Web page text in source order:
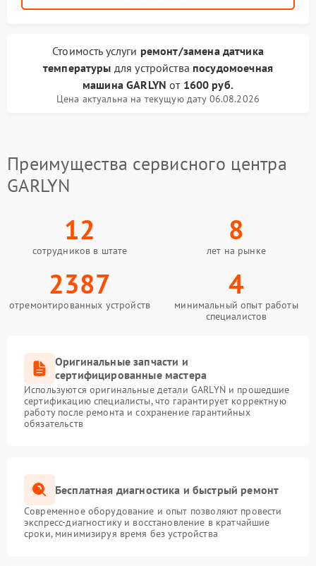
Стоимость услуги ремонт/замена датчика
температуры для устройства посудомоечная
машина GARLYN от 1600 руб.
Цена актуальна на текущую дату 06.08.2026
Преимущества сервисного центра
GARLYN
12
сотрудников в штате
8
лет на рынке
2387
отремонтированных устройств
4
минимальный опыт работы
специалистов
Оригинальные запчасти и
сертифицированные мастера
Используются оригинальные детали GARLYN и прошедшие
сертификацию специалисты, что гарантирует корректную
работу после ремонта и сохранение гарантийных
обязательств
Бесплатная диагностика и быстрый ремонт
Современное оборудование и опыт позволяют провести
экспресс-диагностику и восстановление в кратчайшие
сроки, минимизируя время без устройства